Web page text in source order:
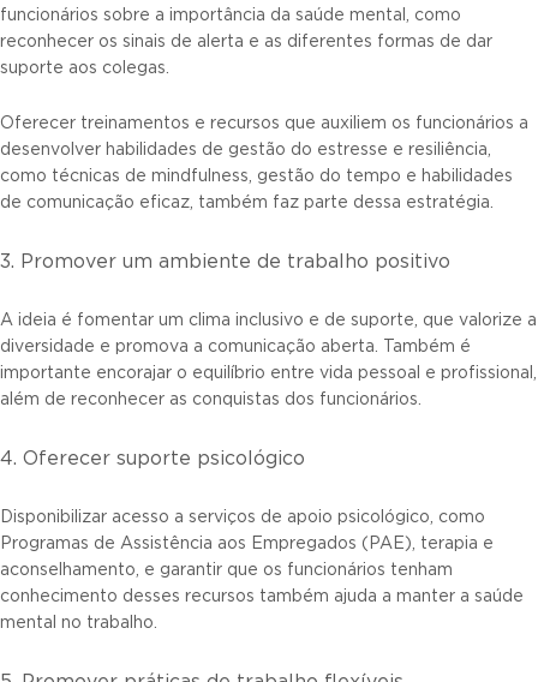
funcionários sobre a importância da saúde mental, como
reconhecer os sinais de alerta e as diferentes formas de dar
suporte aos colegas.
Oferecer treinamentos e recursos que auxiliem os funcionários a
desenvolver habilidades de gestão do estresse e resiliência,
como técnicas de mindfulness, gestão do tempo e habilidades
de comunicação eficaz, também faz parte dessa estratégia.
3. Promover um ambiente de trabalho positivo
A ideia é fomentar um clima inclusivo e de suporte, que valorize a
diversidade e promova a comunicação aberta. Também é
importante encorajar o equilíbrio entre vida pessoal e profissional,
além de reconhecer as conquistas dos funcionários.
4. Oferecer suporte psicológico
Disponibilizar acesso a serviços de apoio psicológico, como
Programas de Assistência aos Empregados (PAE), terapia e
aconselhamento, e garantir que os funcionários tenham
conhecimento desses recursos também ajuda a manter a saúde
mental no trabalho.